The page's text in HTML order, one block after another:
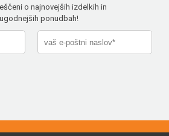
o najnovejših izdelkih in
ponudbah!